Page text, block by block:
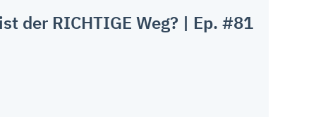
der RICHTIGE Weg? | Ep. #81